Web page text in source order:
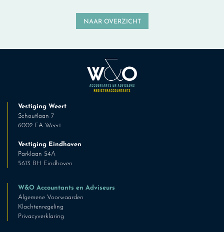
NAAR OVERZICHT
Vestiging Weert
Schoutlaan 7
6002 EA Weert
Vestiging Eindhoven
Parklaan 54A
5613 BH Eindhoven
W&O Accountants en Adviseurs
Algemene Voorwaarden
Klachtenregeling
Privacyverklaring